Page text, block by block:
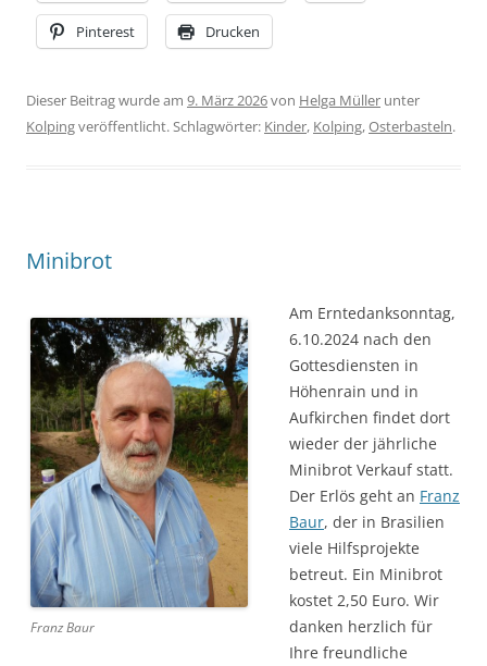
Pinterest Drucken
Dieser Beitrag wurde am 9. März 2026von Helga Müller unter
Kolpingveröffentlicht. Schlagwörter: Kinder, Kolping,Osterbasteln.
Minibrot
Franz Baur
Am Erntedanksonntag,
6.10.2024 nach den
Gottesdiensten in
Höhenrain und in
Aufkirchen findet dort
wieder der jährliche
Minibrot Verkauf statt.
Der Erlös geht an Franz
Baur, der in Brasilien
viele Hilfsprojekte
betreut. Ein Minibrot
kostet 2,50 Euro. Wir
danken herzlich für
Ihre freundliche